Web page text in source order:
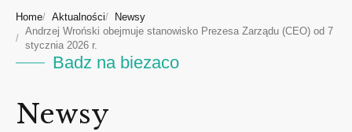
Home Aktualności
Newsy
Andrzej Wroński obejmuje stanowisko Prezesa Zarządu (CEO) od 7
stycznia 2026 r.
Badz na biezaco
Newsy